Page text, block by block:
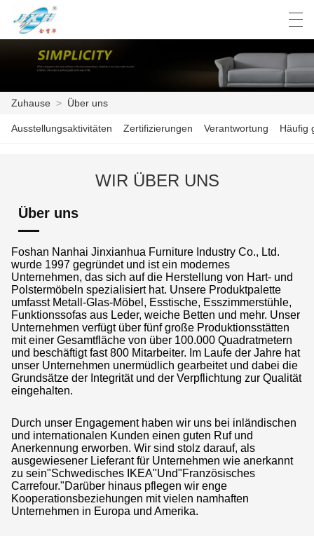
ZUHAUSE
NACHRICHTEN
PRODUKTKATALOG
KONTAKTIERE UNS
ÜBER UNS
العربية Deutsch Español
Zuhause > Über uns
Ausstellungsaktivitäten Zertifizierungen Verantwortung Häufig
WIR ÜBER UNS
Über uns
Foshan Nanhai Jinxianhua Furniture Industry Co., Ltd.
wurde 1997 gegründet und ist ein modernes
Unternehmen, das sich auf die Herstellung von Hart- und
Polstermöbeln spezialisiert hat. Unsere Produktpalette
umfasst Metall-Glas-Möbel, Esstische, Esszimmerstühle,
Funktionssofas aus Leder, weiche Betten und mehr. Unser
Unternehmen verfügt über fünf große Produktionsstätten
mit einer Gesamtfläche von über 100.000 Quadratmetern
und beschäftigt fast 800 Mitarbeiter. Im Laufe der Jahre hat
unser Unternehmen unermüdlich gearbeitet und dabei die
Grundsätze der Integrität und der Verpflichtung zur Qualität
eingehalten.
Durch unser Engagement haben wir uns bei inländischen
und internationalen Kunden einen guten Ruf und
Anerkennung erworben. Wir sind stolz darauf, als
ausgewiesener Lieferant für Unternehmen wie anerkannt
zu sein"Schwedisches IKEA"Und"Französisches
Carrefour."Darüber hinaus pflegen wir enge
Kooperationsbeziehungen mit vielen namhaften
Unternehmen in Europa und Amerika.